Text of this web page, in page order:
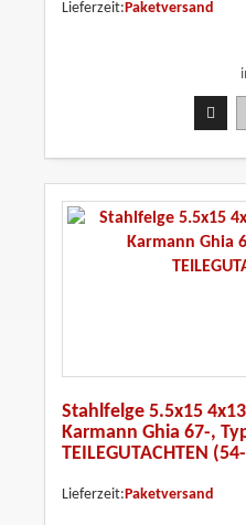
Lieferzeit: Paketversand
Stahlfelge 5.5x15
Karmann Ghia 67-,
TEILEGUTACHTEN
Lieferzeit: Paketversand